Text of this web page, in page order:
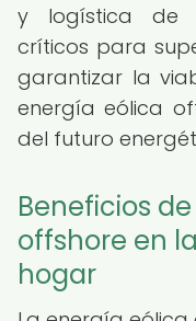
y logística de
críticos para
garantizar la
energía eólica
del futuro
Beneficios
offshore en
hogar